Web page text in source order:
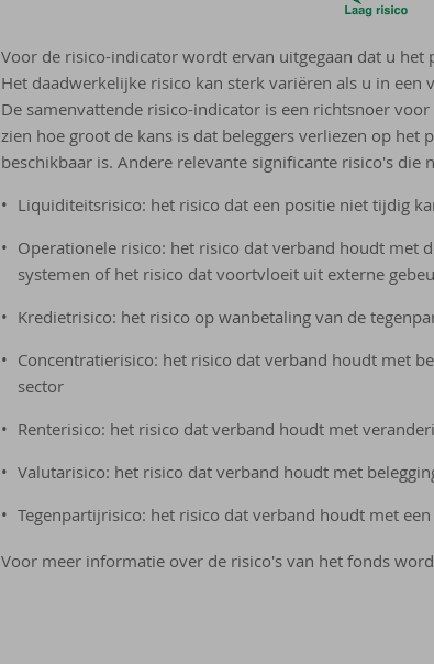
Voor de risico-indicator wordt ervan uitgegaan dat u
Het daadwerkelijke risico kan sterk variëren als u in
De samenvattende risico-indicator is een richtsnoer
zien hoe groot de kans is dat beleggers verliezen op
beschikbaar is. Andere relevante significante risico's
Liquiditeitsrisico: het risico dat een positie niet tijdig
Operationele risico: het risico dat verband houdt met
systemen of het risico dat voortvloeit uit externe
Kredietrisico: het risico op wanbetaling van de
Concentratierisico: het risico dat verband houdt met
sector
Renterisico: het risico dat verband houdt met
Valutarisico: het risico dat verband houdt met
Tegenpartijrisico: het risico dat verband houdt met
Voor meer informatie over de risico's van het fonds